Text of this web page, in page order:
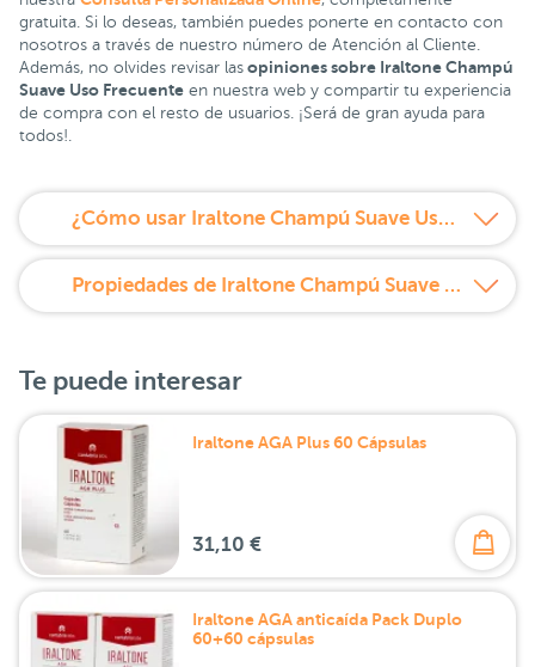
gratuita. Si lo deseas, también puedes ponerte en contacto con
nosotros a través de nuestro número de Atención al Cliente.
Además, no olvides revisar las opiniones sobre Iraltone Champú
Suave Uso Frecuente en nuestra web y compartir tu experiencia
de compra con el resto de usuarios. ¡Será de gran ayuda para
todos!.
¿Cómo usar Iraltone Champú Suave Uso frecuente 200 ml?
Propiedades de Iraltone Champú Suave Uso frecuente 200 ml
Te puede interesar
Iraltone AGA Plus 60 Cápsulas
31,10 €
Iraltone AGA anticaída Pack Duplo
60+60 cápsulas